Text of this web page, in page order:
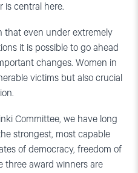
is central here.
that even under extremely
it is possible to go ahead
changes. Women in
victims but also crucial
Committee, we have long
strongest, most capable
of democracy, freedom of
three award winners are